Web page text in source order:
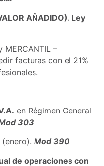
AÑADIDO). Ley
MERCANTIL –
facturas con el 21%
en Régimen General
303
(enero). Mod 390
de operaciones con